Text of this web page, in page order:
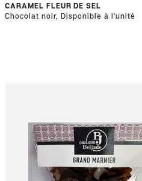
CARAMEL FLEUR DE SEL
Chocolat noir, Disponible à l'unité